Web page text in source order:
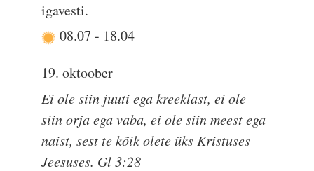
igavesti.
08.07- 18.04
19. oktoober
Ei ole siin juuti ega kreeklast, ei ole
siin orja ega vaba, ei ole siin meest ega
naist, sest te kõik olete üks Kristuses
Jeesuses. Gl 3:28